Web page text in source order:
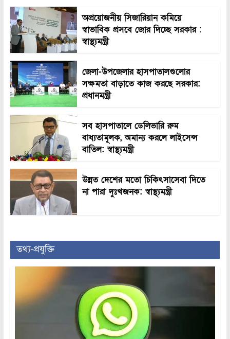
অপ্রয়োজনীয় সিজারিয়ান কমিয়ে
স্বাভাবিক প্রসবে জোর দিচ্ছে সরকার :
স্বাস্থ্যমন্ত্রী
জেলা-উপজেলার হাসপাতালগুলোর
সক্ষমতা বাড়াতে কাজ করছে সরকার:
প্রধানমন্ত্রী
সব হাসপাতালে ডেলিভারি রুম
বাধ্যতামূলক, অমান্য করলে লাইসেন্স
বাতিল: স্বাস্থ্যমন্ত্রী
উন্নত দেশের মতো চিকিৎসাসেবা দিতে
না পারা দুঃখজনক: স্বাস্থ্যমন্ত্রী
তথ্য-প্রযুক্তি